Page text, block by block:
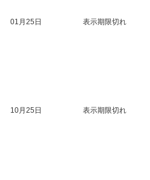
01月25日 表示期限切れ
10月25日 表示期限切れ